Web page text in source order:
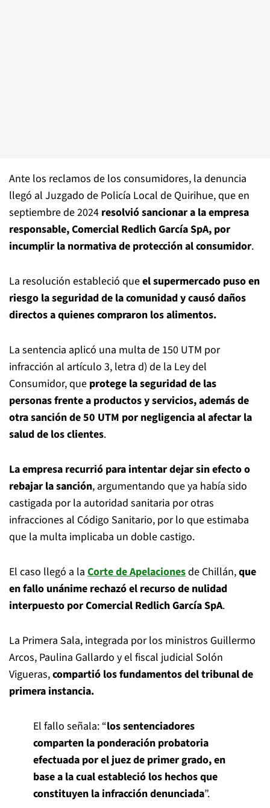
Ante los reclamos de los consumidores, la denuncia
llegó al Juzgado de Policía Local de Quirihue, que en
septiembre de 2024 resolvió sancionar a la empresa
responsable, Comercial Redlich García SpA, por
incumplir la normativa de protección al consumidor.
La resolución estableció queel supermercado puso en
riesgo la seguridad de la comunidad y causó daños
directos a quienes compraron los alimentos.
La sentencia aplicó una multa de 150 UTM por
infracción al artículo 3, letra d) de la Ley del
Consumidor, que protege la seguridad de las
personas frente a productos y servicios, además de
otra sanción de 50 UTM por negligencia al afectar la
salud de los clientes.
La empresa recurrió para intentar dejar sin efecto o
rebajar la sanción, argumentando que ya había sido
castigada por la autoridad sanitaria por otras
infracciones al Código Sanitario, por lo que estimaba
que la multa implicaba un doble castigo.
El caso llegó a la Corte de Apelacionesde Chillán,que
en fallo unánime rechazó el recurso de nulidad
interpuesto por Comercial Redlich García SpA.
La Primera Sala, integrada por los ministros Guillermo
Arcos, Paulina Gallardo y el fiscal judicial Solón
Vigueras,compartió los fundamentos del tribunal de
primera instancia.
El fallo señala: “los sentenciadores
comparten la ponderación probatoria
efectuada por el juez de primer grado, en
base a la cual estableció los hechos que
constituyen la infracción denunciada”.